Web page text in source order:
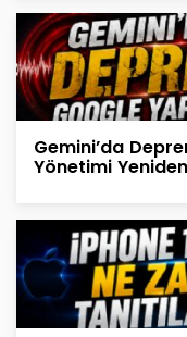
Gemini’da
Yönetimi